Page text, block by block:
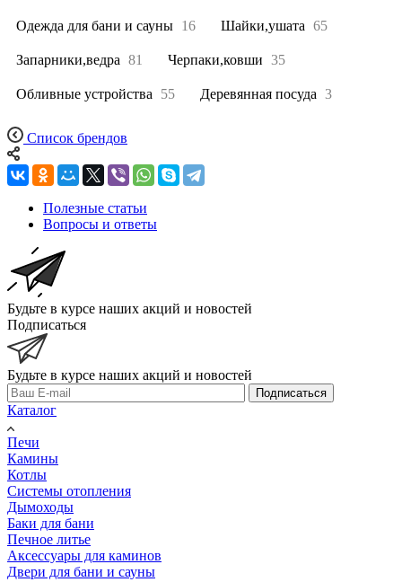
Одежда для бани и сауны 16 Шайки,ушата 65
Запарники,ведра 81 Черпаки,ковши 35
Обливные устройства 55 Деревянная посуда 3
Список брендов
Полезные статьи
Вопросы и ответы
Будьте в курсе наших акций и новостей
Подписаться
Будьте в курсе наших акций и новостей
Подписаться
Каталог
Печи
Камины
Котлы
Системы отопления
Дымоходы
Баки для бани
Печное литье
Аксессуары для каминов
Двери для бани и сауны